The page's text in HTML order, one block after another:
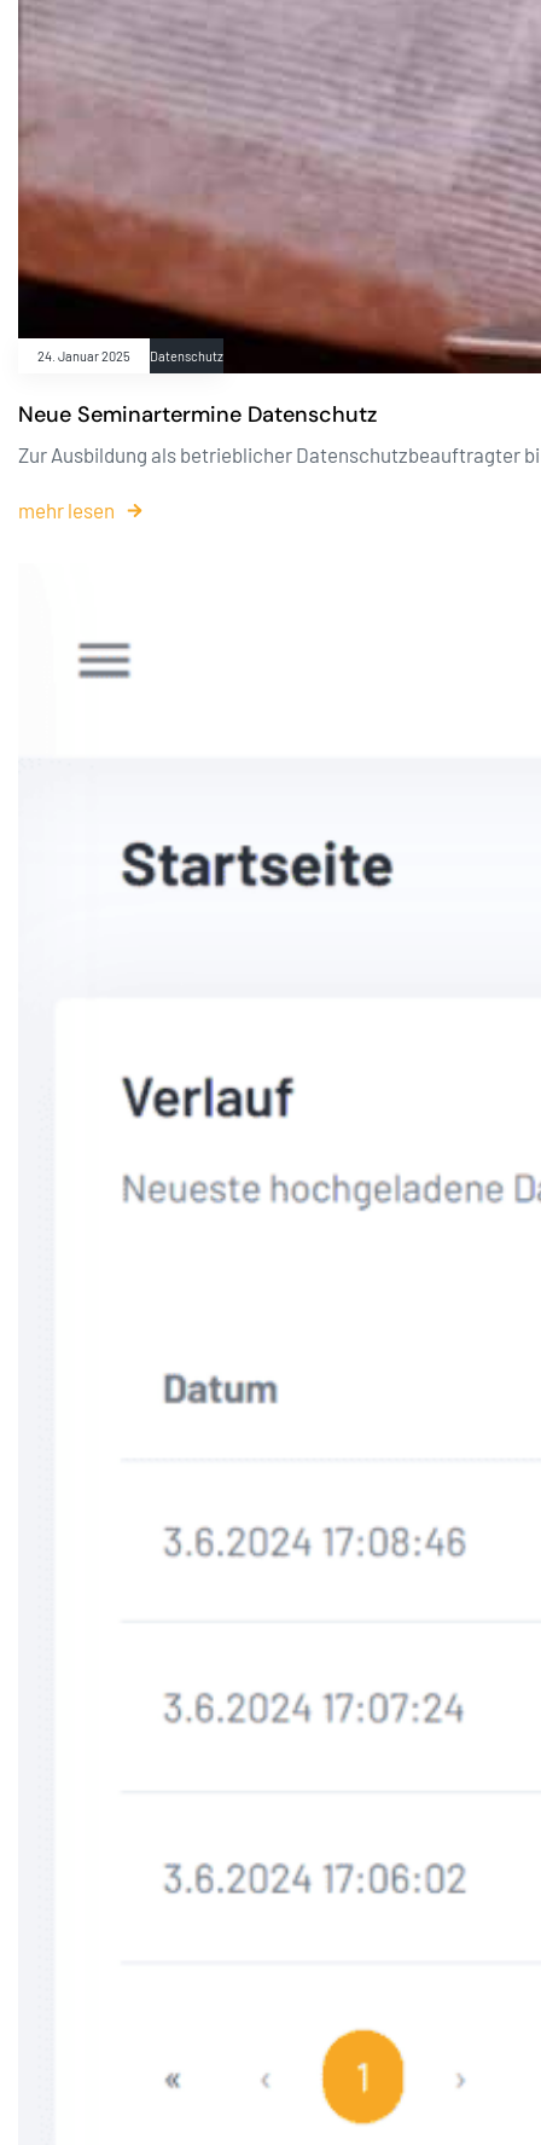
24. Januar 2025 Datenschutz
Neue Seminartermine Datenschutz
Zur Ausbildung als betrieblicher Datenschutzbeauftragter
mehr lesen